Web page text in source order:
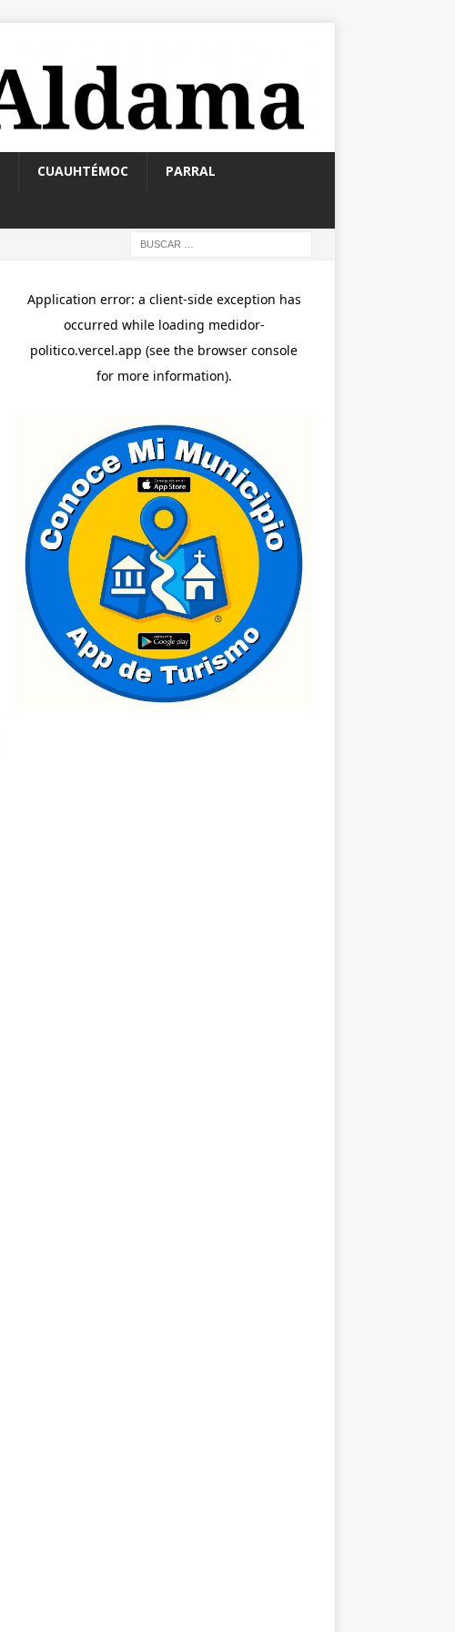
CUAUHTÉMOC PARRAL